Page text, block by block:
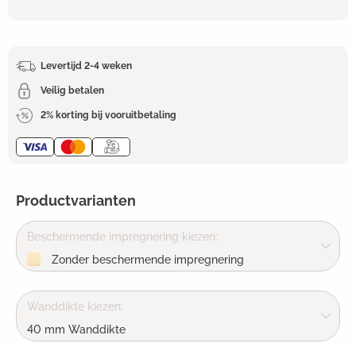
Levertijd 2-4 weken
Veilig betalen
2% korting bij vooruitbetaling
Productvarianten
Beschermende impregnering kiezen:
Zonder beschermende impregnering
Wanddikte kiezen:
40 mm Wanddikte